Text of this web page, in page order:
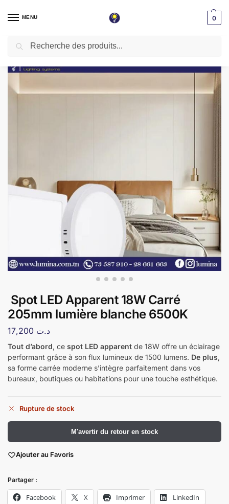
MENU 0
Accueil / Spot LED Apparent / Spot LED Apparent 18W Carré 205mm lumière blanche 6500K
Spot LED Apparent 18W Carré
205mm lumière blanche 6500K
د.ت
Tout d’abord, ce spot LED apparent de 18W offre un éclairage
performant grâce à son flux lumineux de 1500 lumens. De plus,
sa forme carrée moderne s’intègre parfaitement dans vos
bureaux, boutiques ou habitations pour une touche esthétique.
Rupture de stock
​M'avertir du retour en stock
Ajouter au Favoris
Partager :
Facebook X Imprimer LinkedIn